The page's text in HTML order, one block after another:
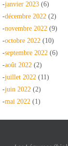
-janvier 2023 (6)
-décembre 2022 (2)
-novembre 2022 (9)
-octobre 2022 (10)
-septembre 2022 (6)
-août 2022 (2)
-juillet 2022 (11)
-juin 2022 (2)
-mai 2022 (1)